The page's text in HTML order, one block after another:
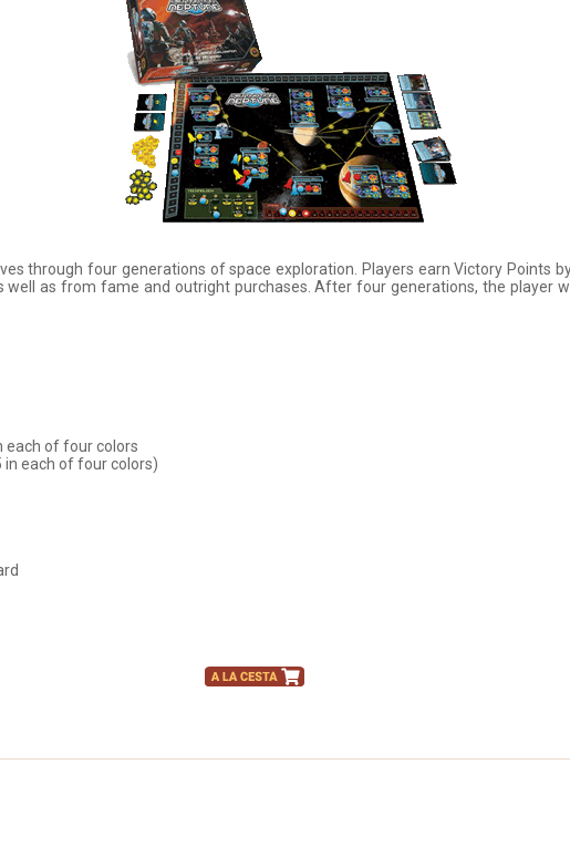
through four generations of space exploration. Players earn Victory Points
well as from fame and outright purchases. After four generations, the player
each of four colors
in each of four colors)